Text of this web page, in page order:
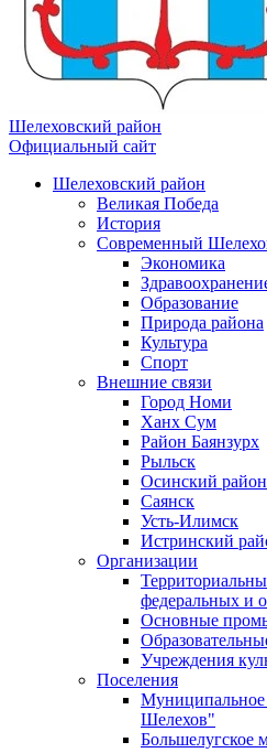
Шелеховский район
Официальный сайт
Шелеховский район
Великая Победа
История
Современный
Экономика
Образование
Природа района
Культура
Спорт
Внешние связи
Город Номи
Ханх Сум
Район Баянзурх
Рыльск
Осинский район
Саянск
Усть-Илимск
Истринский
Организации
федеральных и
Основные
Учреждения
Поселения
Муниципальное
Шелехов"
Большелугское